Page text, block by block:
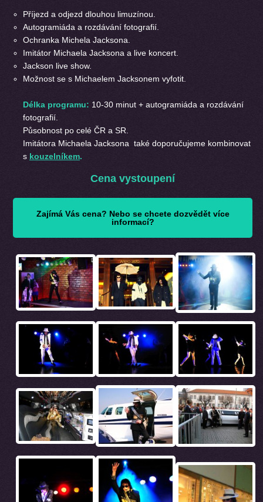
Příjezd a odjezd dlouhou limuzínou.
Autogramiáda a rozdávání fotografií.
Ochranka Michela Jacksona.
Imitátor Michaela Jacksona a live koncert.
Jackson live show.
Možnost se s Michaelem Jacksonem vyfotit.
Délka programu: 10-30 minut + autogramiáda a rozdávání
fotografií.
Působnost po celé ČR a SR.
Imitátora Michaela Jacksona také doporučujeme kombinovat
s kouzelníkem.
Cena vystoupení
Zajímá Vás cena? Nebo se chcete dozvědět více
informací?